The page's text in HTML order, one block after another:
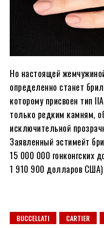
Но настоящей
определенно станет
которому присвоен тип
только редким камням,
исключительной
Заявленный эстимейт
15 000 000 гонконгских
1 910 900 долларов
BUCCELLATI CARTIER